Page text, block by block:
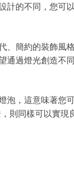
計的不同，您可
、簡約的裝飾風
通過燈光創造不
泡，這意味著您
則同樣可以實現